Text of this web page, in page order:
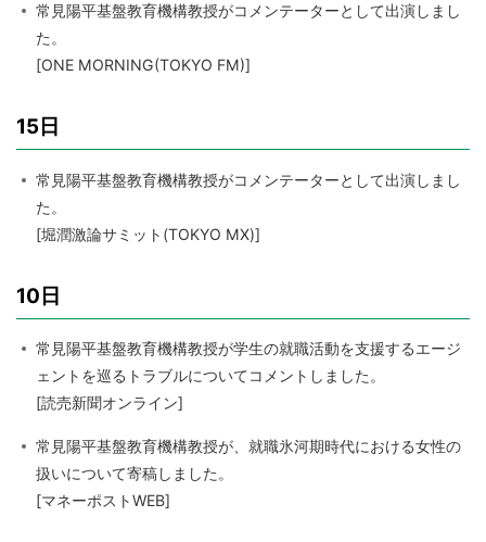
常見陽平基盤教育機構教授がコメンテーターとして出演しまし
た。
[ONE MORNING(TOKYO FM)]
15日
常見陽平基盤教育機構教授がコメンテーターとして出演しまし
た。
[堀潤激論サミット(TOKYO MX)]
10日
常見陽平基盤教育機構教授が学生の就職活動を支援するエージ
ェントを巡るトラブルについてコメントしました。
[読売新聞オンライン]
常見陽平基盤教育機構教授が、就職氷河期時代における女性の
扱いについて寄稿しました。
[マネーポストWEB]